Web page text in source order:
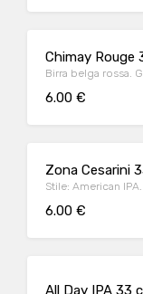
Chimay Rouge
Birra belga rossa.
6.00 €
Zona Cesarini
Stile: American
6.00 €
All Day IPA 33